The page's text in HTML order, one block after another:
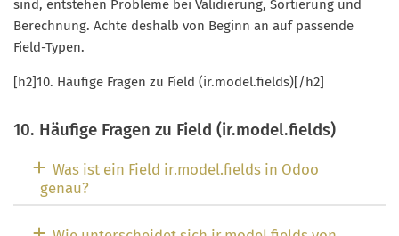
sind, entstehen Probleme bei Validierung, Sortierung und
Berechnung. Achte deshalb von Beginn an auf passende
Field-Typen.
[h2]10. Häufige Fragen zu Field (ir.model.fields)[/h2]
10. Häufige Fragen zu Field (ir.model.fields)
Was ist ein Field ir.model.fields in Odoo
genau?